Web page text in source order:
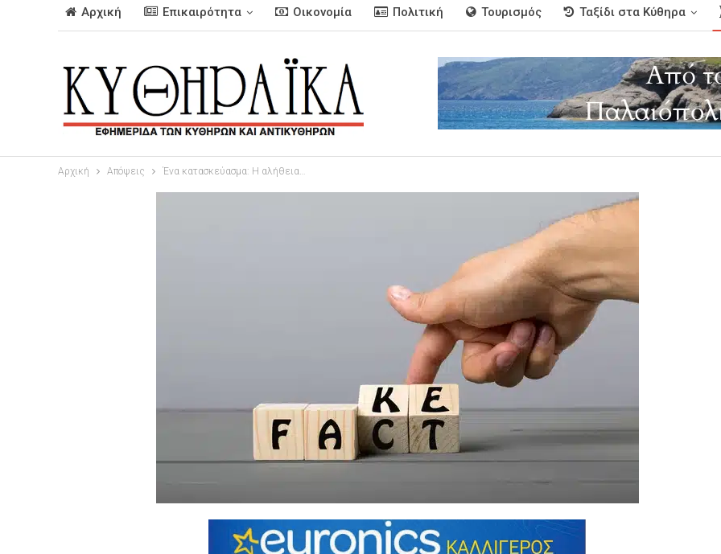
Αρχική Επικαιρότητα Οικονομία Πολιτική Τουρισμός Ταξίδι στα Κύθηρα
Αρχική Απόψεις Ένα κατασκεύασμα: Η αλήθεια…